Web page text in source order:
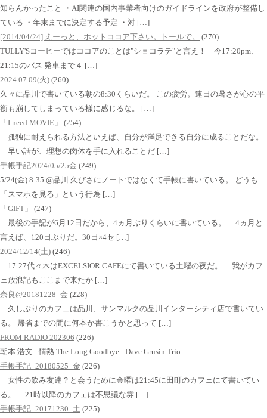
知らんかったこと ・AI関連の国内事業者向けのガイドラインを政府が整備し
ている ・年末までに決定する予定 ・対 […]
[2014/04/24] えーっと、ホットココア下さい。トールで。
(270)
TULLY'Sコーヒーではココアのことは"ショコラテ"と言え！ 今17:20pm、
21:15のバス 発車まで４ […]
2024.07.09(火) (260)
久々に品川で書いている朝の8:30くらいだ。 この疲労。連日の暑さが心の平
衡も崩してしまっている様に感じるな。 […]
「I need MOVIE」
(254)
孤独に耐えられる方法といえば、自分が満足できる自分に成ることだな。
早い話が、理想の肉体を手に入れることだ […]
手帳手記2024/05/25金 (249)
5/24(金) 8:35 @品川 久びさにノートではなくて手帳に書いている。 どうも
「スマホを見る」という行為 […]
「GIFT」
(247)
最後の手記が6月12日だから、4ヵ月ぶりくらいに書いている。 4ヵ月と
言えば、120日ぶりだ。30日×4セ […]
2024/12/14(土) (246)
17:27代々木はEXCELSIOR CAFEにて書いている土曜の夜だ。 我がカフ
ェ放浪記もここまで来たか […]
奈良@20181228_金 (228)
久しぶりのカフェは品川、サンマルクの品川インターシティ店で書いてい
る。 帰省までの間に何本か書こうかと思って […]
FROM RADIO 202306 (226)
朝本 浩文 - 情熱 The Long Goodbye - Dave Grusin Trio
手帳手記_20180525_金 (226)
女性の飲み友達？と会うために金曜は21:45に田町のカフェにて書いてい
る。 21時以降のカフェは不思議な雰 […]
手帳手記_20171230_土 (225)